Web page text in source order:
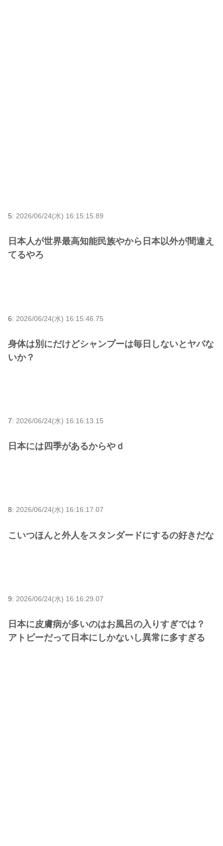
5: 2026/06/24(水) 16:15:15.89
日本人が世界最高知能民族やから日本以外が間違え
てるやろ
6: 2026/06/24(水) 16:15:46.75
身体は別にだけどシャンプーは毎日しないとヤバな
いか？
7: 2026/06/24(水) 16:16:13.15
日本には四季があるからやｄ
8: 2026/06/24(水) 16:16:17.07
こいつほんと外人をスタンダードにするの好きだな
9: 2026/06/24(水) 16:16:29.07
日本に皮膚病が多いのはお風呂の入りすぎでは？
アトピーだって日本にしかないし異常に多すぎる